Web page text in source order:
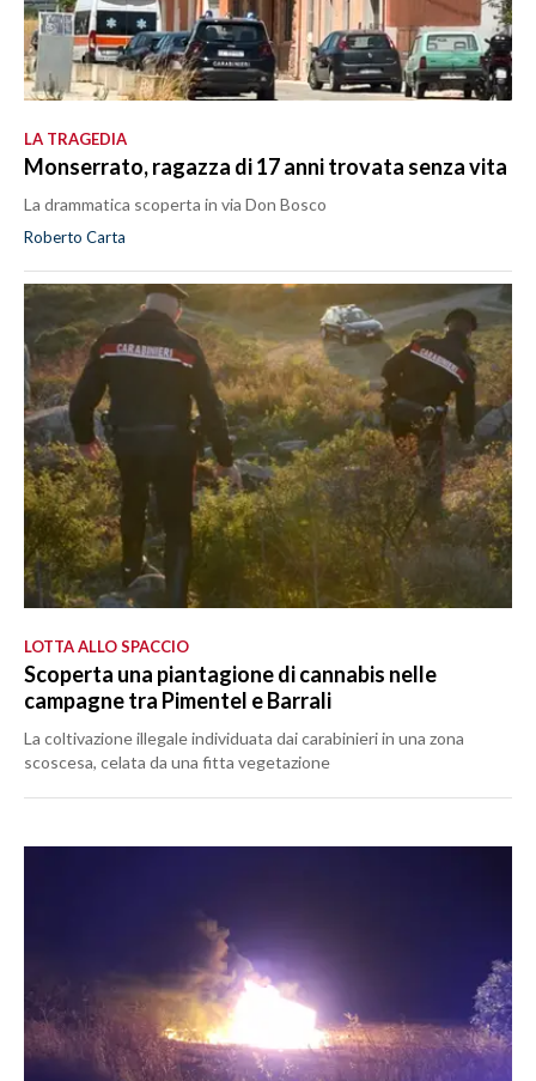
LA TRAGEDIA
Monserrato, ragazza di 17 anni trovata senza vita
La drammatica scoperta in via Don Bosco
Roberto Carta
LOTTA ALLO SPACCIO
Scoperta una piantagione di cannabis nelle
campagne tra Pimentel e Barrali
La coltivazione illegale individuata dai carabinieri in una zona
scoscesa, celata da una fitta vegetazione